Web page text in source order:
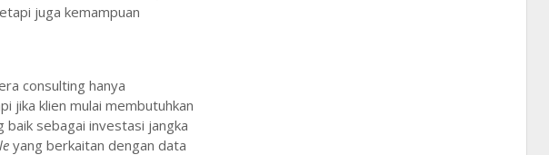
juga kemampuan
consulting hanya
jika klien mulai membutuhkan
baik sebagai investasi jangka
yang berkaitan dengan data